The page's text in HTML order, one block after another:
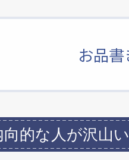
お品書
向的な人が沢山